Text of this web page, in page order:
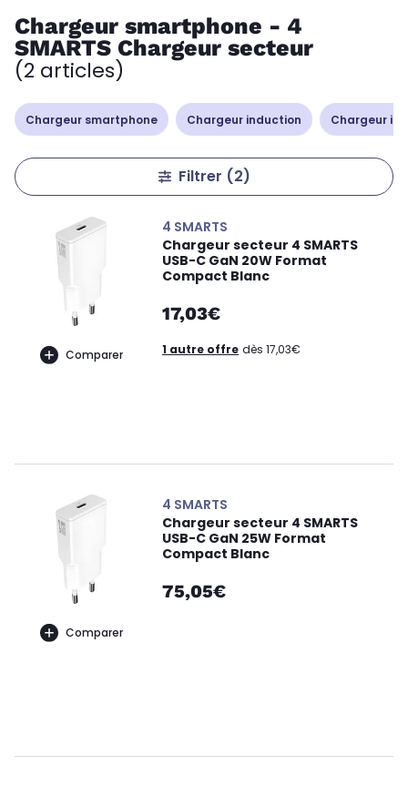
Chargeur smartphone - 4
SMARTS Chargeur secteur
(2 articles)
Chargeur smartphone Chargeur induction Chargeur
Filtrer (2)
Comparer
4 SMARTS
Chargeur secteur 4 SMARTS
USB-C GaN 20W Format
Compact Blanc
17,03€
1 autre offre dès 17,03€
Comparer
4 SMARTS
Chargeur secteur 4 SMARTS
USB-C GaN 25W Format
Compact Blanc
75,05€